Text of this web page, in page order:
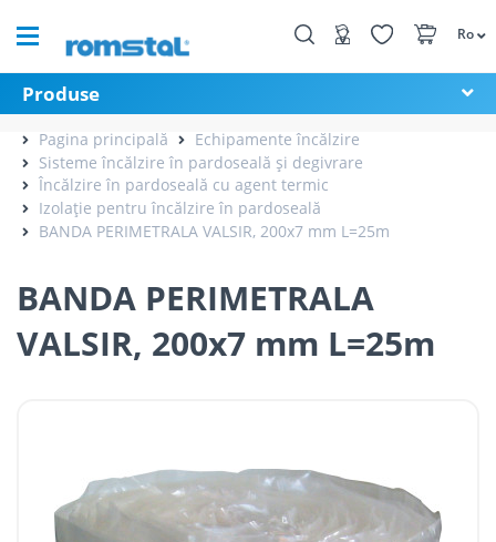
Ro
Produse
Pagina principală
Echipamente încălzire
Sisteme încălzire în pardoseală și degivrare
Încălzire în pardoseală cu agent termic
Izolație pentru încălzire în pardoseală
BANDA PERIMETRALA VALSIR, 200x7 mm L=25m
BANDA PERIMETRALA
VALSIR, 200x7 mm L=25m